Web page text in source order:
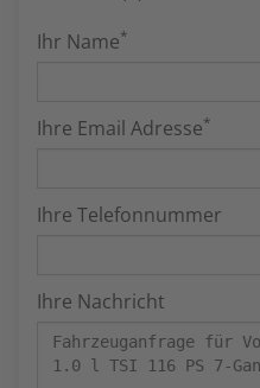
Ihr Name*
Ihre Email Adresse*
Ihre Telefonnummer
Ihre Nachricht